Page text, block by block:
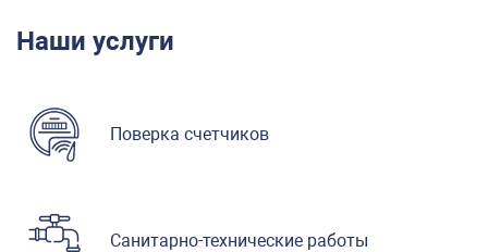
Наши услуги
Поверка счетчиков
Санитарно-технические работы